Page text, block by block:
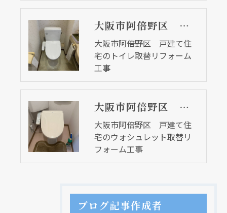
大阪市阿倍野区 戸建て住宅のトイレ取替リフォーム工事
大阪市阿倍野区 戸建て住
宅のトイレ取替リフォーム
工事
大阪市阿倍野区 戸建て住宅のウォシュレット取替リフォーム工事
大阪市阿倍野区 戸建て住
宅のウォシュレット取替リ
フォーム工事
ブログ記事作成者